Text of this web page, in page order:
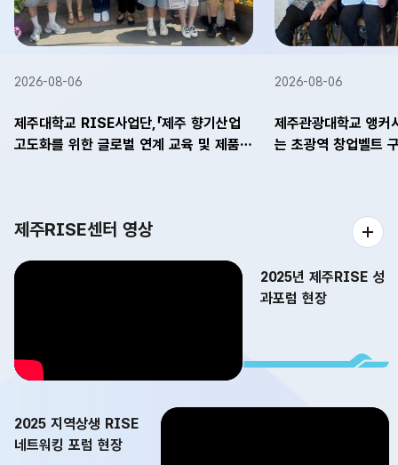
2026-08-06
제주대학교 RISE사업단,「제주 향기산업
고도화를 위한 글로벌 연계 교육 및 제품화
2026-08-06
제주관광대학교 앵
는 초광역 창업벨트
제주RISE센터 영상
2025년 제주RISE 성
과포럼 현장
2025 지역상생 RISE
네트워킹 포럼 현장